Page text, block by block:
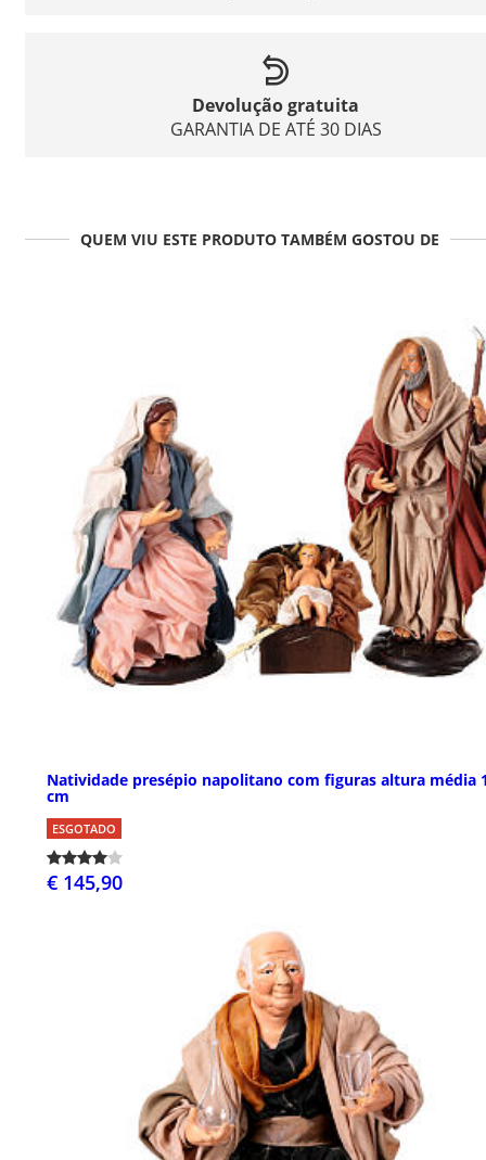
Devolução gratuita
GARANTIA DE ATÉ 30 DIAS
QUEM VIU ESTE PRODUTO TAMBÉM GOSTOU DE
Natividade presépio napolitano com figuras altura média
cm
ESGOTADO
€ 145,90